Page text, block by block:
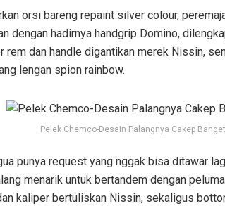
orsi bareng repaint silver colour,
dengan hadirnya handgrip Domino,
rem dan handle digantikan merek Nissin,
lengan spion rainbow.
Pelek Chemco-Desain Palangnya Cakep
punya request yang nggak bisa ditawar
menarik untuk bertandem dengan
kaliper bertuliskan Nissin, sekaligus